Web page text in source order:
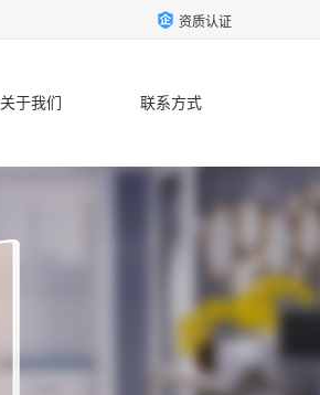
资质认证
关于我们 联系方式